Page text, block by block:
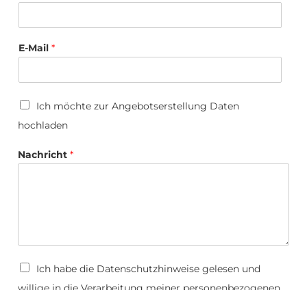
E-Mail *
p
l
o
d
U
l
a
d
Ich möchte zur Angebotserstellung Daten
hochladen
Nachricht *
D
Ich habe die Datenschutzhinweise gelesen und